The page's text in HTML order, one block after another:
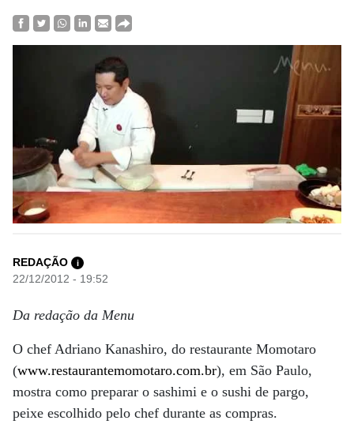
REDAÇÃO i
22/12/2012 - 19:52
Da redação da Menu
O chef Adriano Kanashiro, do restaurante Momotaro
(www.restaurantemomotaro.com.br), em São Paulo,
mostra como preparar o sashimi e o sushi de pargo,
peixe escolhido pelo chef durante as compras.